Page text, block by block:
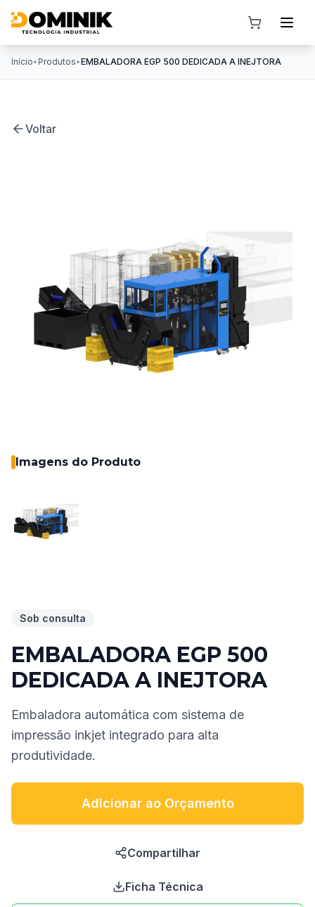
Início• Produtos•EMBALADORA EGP 500 DEDICADA A INEJTORA
Voltar
Imagens do Produto
Sob consulta
EMBALADORA EGP 500
DEDICADA A INEJTORA
Embaladora automática com sistema de
impressão inkjet integrado para alta
produtividade.
Adicionar ao Orçamento
Compartilhar
Ficha Técnica